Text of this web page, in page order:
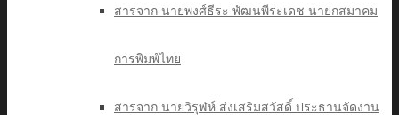
สารจาก นายพงศ์ธีระ พัฒนพีระเดช นายกสมาคม
การพิมพ์ไทย
สารจาก นายวิรุฬห์ ส่งเสริมสวัสดิ์ ประธานจัดงาน